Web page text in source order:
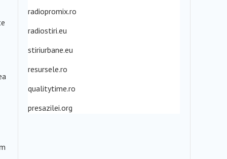
radiopromix.ro
radiostiri.eu
stiriurbane.eu
resursele.ro
qualitytime.ro
presazilei.org